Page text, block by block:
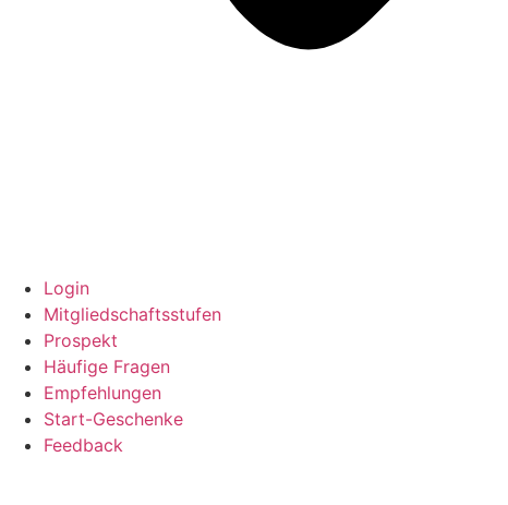
Login
Mitgliedschaftsstufen
Prospekt
Häufige Fragen
Empfehlungen
Start-Geschenke
Feedback